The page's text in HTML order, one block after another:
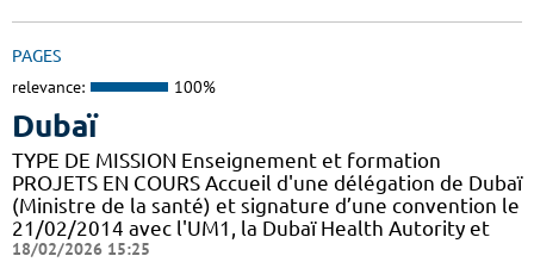
PAGES
relevance: 100%
Dubaï
TYPE DE MISSION Enseignement et formation
PROJETS EN COURS Accueil d'une délégation de Dubaï
(Ministre de la santé) et signature d’une convention le
21/02/2014 avec l'UM1, la Dubaï Health Autority et
18/02/2026 15:25